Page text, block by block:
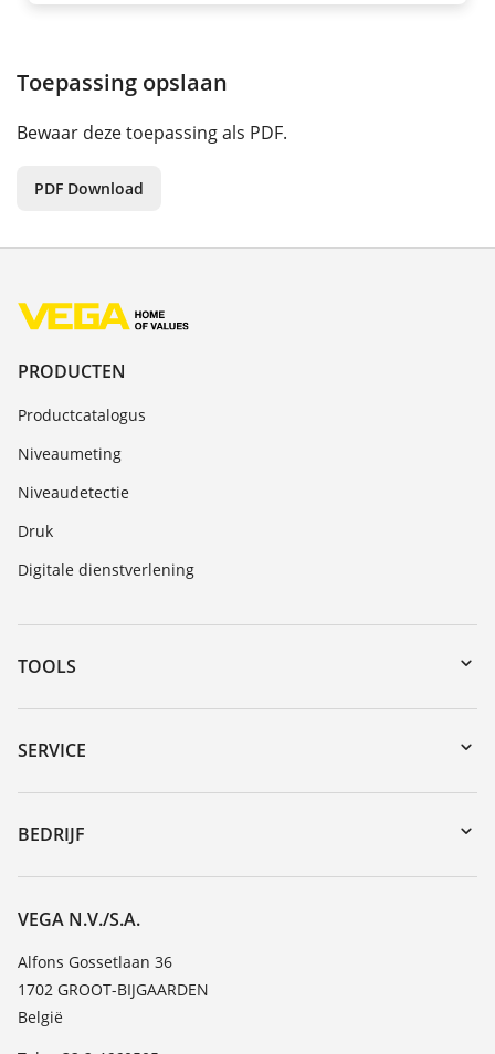
Toepassing opslaan
Bewaar deze toepassing als PDF.
PDF Download
PRODUCTEN
Productcatalogus
Niveaumeting
Niveaudetectie
Druk
Digitale dienstverlening
TOOLS
Downloads
Serienummer zoeken
DTM Collection/PACTware
SERVICE
Reparatieformulier instrument
Seminars
TeamViewer
BEDRIJF
Vacature
Over VEGA
Contact
Nieuws
Persberichten
VEGA N.V./S.A.
Alfons Gossetlaan 36
1702 GROOT-BIJGAARDEN
België